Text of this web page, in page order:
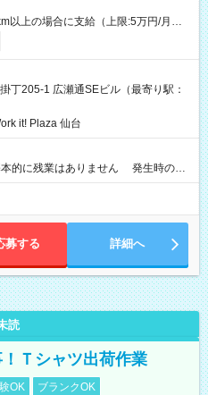
以上の場合に支給（上限:5万円/月・
業発生時は1分単位で支給 ※研修中の
6,400円以上可能 ※交通費別途支給
（時給1,300円×8時間×16日） 【試用期間】試用期間なし
丁205-1 広瀬通SEビル（最寄り駅：
it! Plaza 仙台
的に残業はありません 発生時の残
します
募する 詳細へ
読
Ｔシャツ出荷作業
OK
ブランクOK